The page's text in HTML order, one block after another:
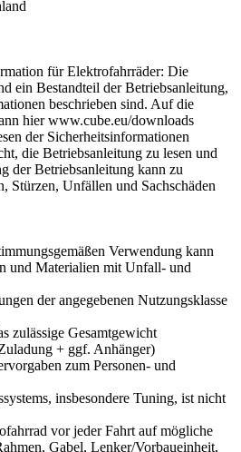
für Elektrofahrräder: Die
ein Bestandteil der Betriebsanleitung,
beschrieben sind. Auf die
hier www.cube.eu/downloads
der Sicherheitsinformationen
die Betriebsanleitung zu lesen und
der Betriebsanleitung kann zu
Stürzen, Unfällen und Sachschäden
Verwendung kann
und Materialien mit Unfall- und
der angegebenen Nutzungsklasse
zulässige Gesamtgewicht
+ ggf. Anhänger)
zum Personen- und
insbesondere Tuning, ist nicht
vor jeder Fahrt auf mögliche
Gabel, Lenker/Vorbaueinheit,